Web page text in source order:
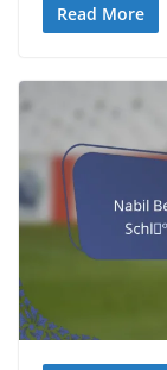
Read More